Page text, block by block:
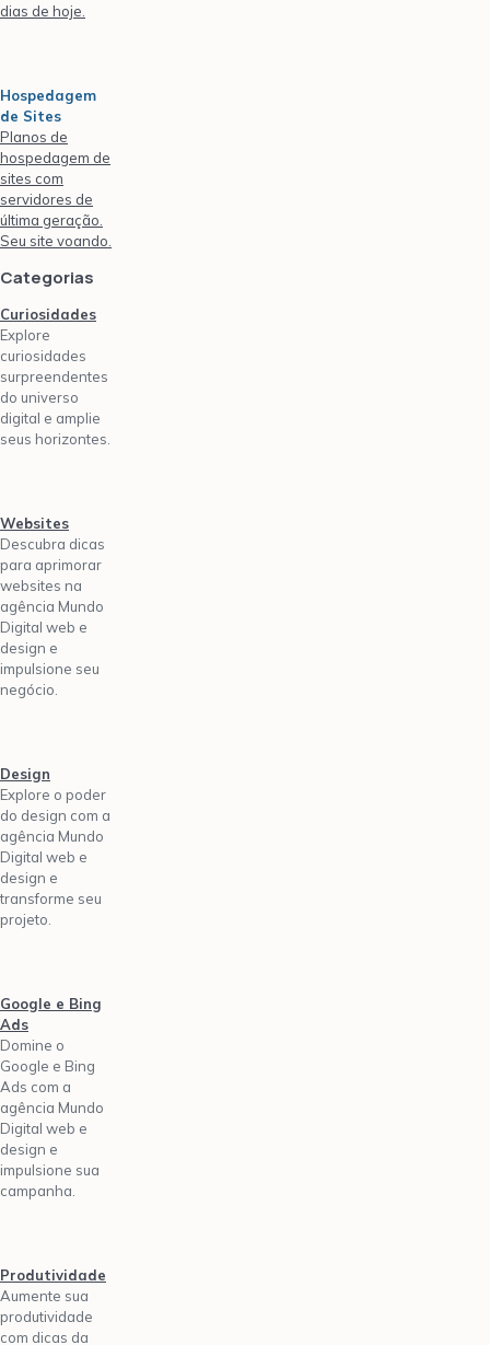
dias de hoje.
Hospedagem
de Sites
Planos de
hospedagem de
sites com
servidores de
última geração.
Seu site voando.
Categorias
Curiosidades
Explore
curiosidades
surpreendentes
do universo
digital e amplie
seus horizontes.
Websites
Descubra dicas
para aprimorar
websites na
agência Mundo
Digital web e
design e
impulsione seu
negócio.
Design
Explore o poder
do design com a
agência Mundo
Digital web e
design e
transforme seu
projeto.
Google e Bing
Ads
Domine o
Google e Bing
Ads com a
agência Mundo
Digital web e
design e
impulsione sua
campanha.
Produtividade
Aumente sua
produtividade
com dicas da